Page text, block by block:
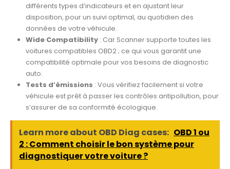
différents types d’indicateurs et en ajustant leur
disposition, pour un suivi optimal, au quotidien des
données de votre véhicule.
Wide Compatibility: Car Scanner supporte toutes les
voitures compatibles OBD2 ; ce qui vous garantit une
compatibilité optimale pour vos besoins de diagnostic
auto.
Tests d’émissions : Vous vérifiez facilement si votre
véhicule est prêt à passer les contrôles antipollution, pour
s’assurer de sa conformité écologique.
Learn more about OBD Diag cases: OBD 1 ou
2 : Comment choisir le bon système pour
diagnostiquer votre voiture ?